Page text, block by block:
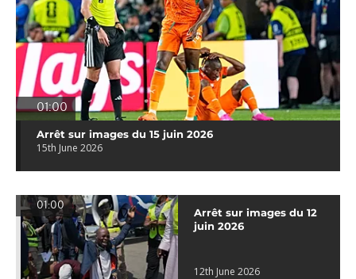
01:00
Arrêt sur images du 15 juin 2026
15th June 2026
01:00
Arrêt sur images du 12
juin 2026
12th June 2026